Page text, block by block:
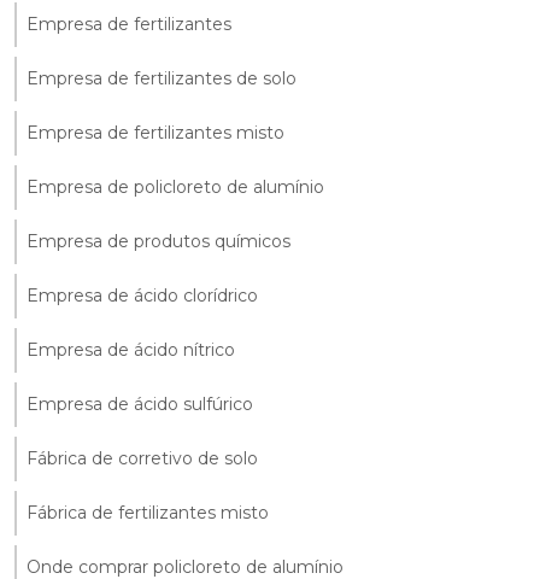
Empresa de fertilizantes
Empresa de fertilizantes de solo
Empresa de fertilizantes misto
Empresa de policloreto de alumínio
Empresa de produtos químicos
Empresa de ácido clorídrico
Empresa de ácido nítrico
Empresa de ácido sulfúrico
Fábrica de corretivo de solo
Fábrica de fertilizantes misto
Onde comprar policloreto de alumínio